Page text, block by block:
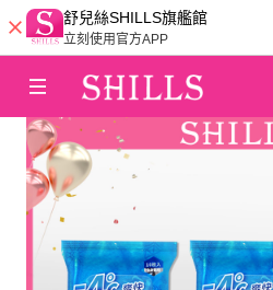
舒兒絲SHILLS旗艦館
立刻使用官方APP